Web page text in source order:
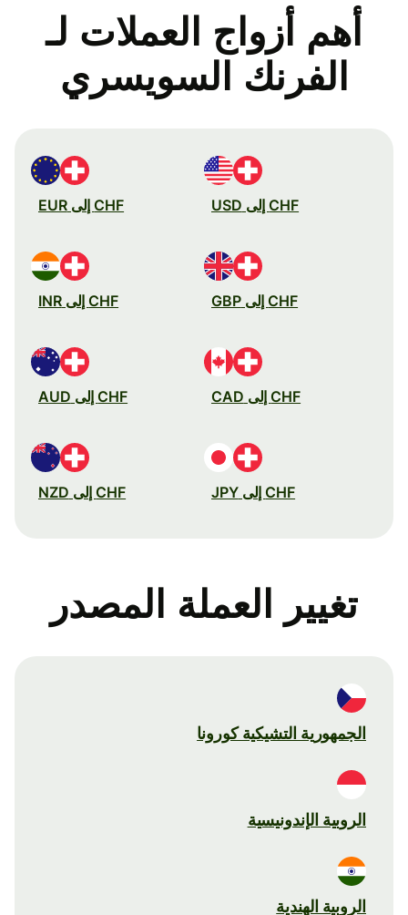
أهم أزواج العملات لـ
الفرنك السويسري
CHF إلى USD CHF إلى EUR
CHF إلى GBP CHF إلى INR
CHF إلى CAD CHF إلى AUD
CHF إلى JPY CHF إلى NZD
تغيير العملة المصدر
الجمهورية التشيكية كورونا
الروبية الإندونيسية
الروبية الهندية